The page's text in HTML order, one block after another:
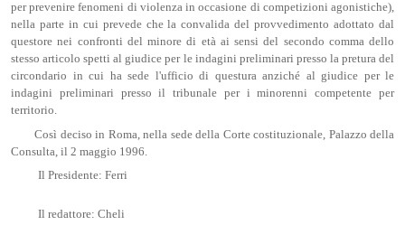
per prevenire fenomeni di violenza in occasione di competizioni agonistiche),
nella parte in cui prevede che la convalida del provvedimento adottato dal
questore nei confronti del minore di età ai sensi del secondo comma dello
stesso articolo spetti al giudice per le indagini preliminari presso la pretura del
circondario in cui ha sede l'ufficio di questura anziché al giudice per le
indagini preliminari presso il tribunale per i minorenni competente per
territorio.
Così deciso in Roma, nella sede della Corte costituzionale, Palazzo della
Consulta, il 2 maggio 1996.
Il Presidente: Ferri
Il redattore: Cheli